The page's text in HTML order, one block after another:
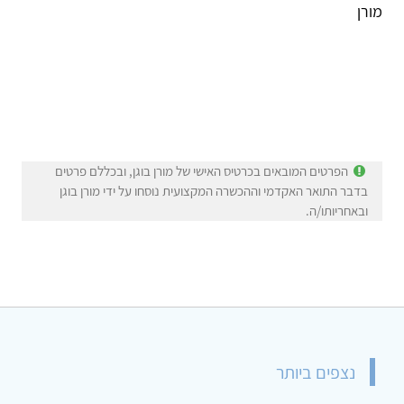
מורן
הפרטים המובאים בכרטיס האישי של מורן בוגן, ובכללם פרטים
בדבר התואר האקדמי וההכשרה המקצועית נוסחו על ידי מורן בוגן
ובאחריותו/ה.
נצפים ביותר